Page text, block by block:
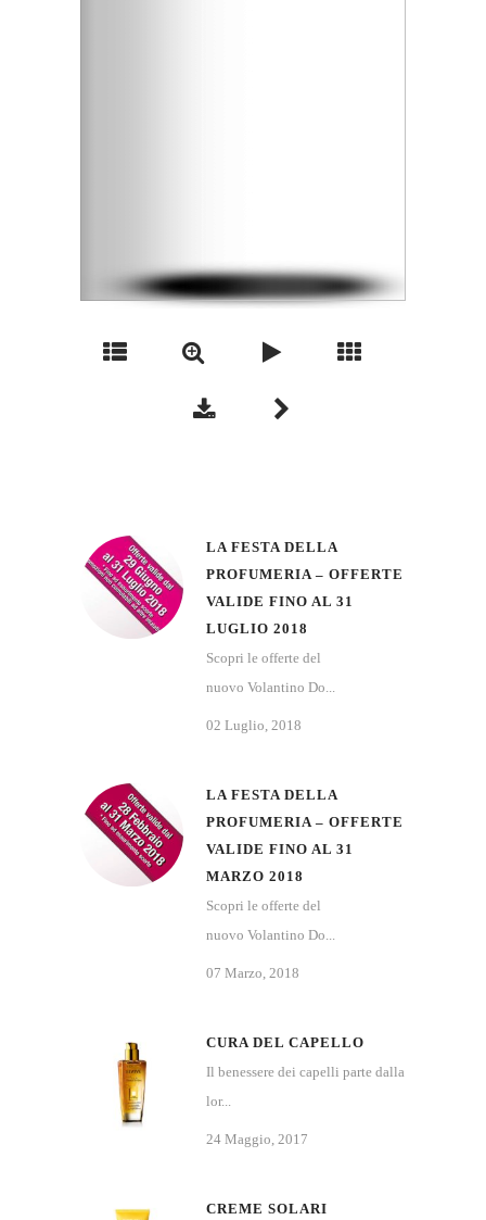
LA FESTA DELLA
PROFUMERIA – OFFERTE
VALIDE FINO AL 31
LUGLIO 2018
Scopri le offerte del
nuovo Volantino Do...
02 Luglio, 2018
LA FESTA DELLA
PROFUMERIA – OFFERTE
VALIDE FINO AL 31
MARZO 2018
Scopri le offerte del
nuovo Volantino Do...
07 Marzo, 2018
CURA DEL CAPELLO
Il benessere dei capelli parte dalla
lor...
24 Maggio, 2017
CREME SOLARI